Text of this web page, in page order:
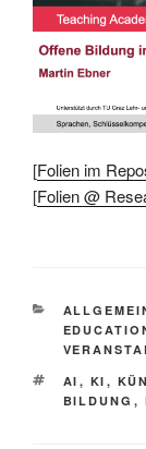
[Folien im
[Folien @
AI , KI ,
BILDUNG ,